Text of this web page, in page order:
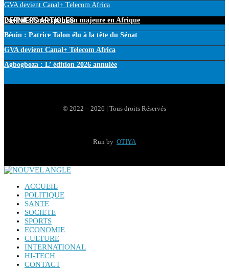
GVA devient Canal+ Telecom Africa
DERNIERS ARTICLES
PayPal : Une expansion majeure en Afrique
Bénin : Patrice Talon élu à la tête du Sénat
GVA devient Canal+ Telecom Africa
Agbogboza : L’ édition 2026 annulée
© 2022 – 2026 | Tous droits Réservés
Run by OTIYA
ACCUEIL
POLITIQUE
SANTE
SOCIETE
SPORTS
ECONOMIE
CULTURE
INTERNATIONAL
HI-TECH
CONTACT